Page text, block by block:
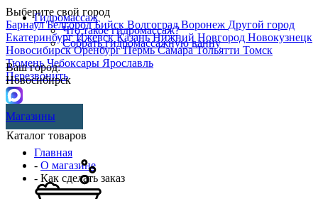
Выберите свой город
БарнаулБелгородБийск ВолгоградВоронеж Другой город
ЕкатеринбургИжевскКазаньНижний Новгород Новокузнецк
НовосибирскОренбургПермьСамараТольятти Томск
ТюменьЧебоксары Ярославль
Перезвонить
Гидромассаж
Что такое гидромассаж?
Собрать гидромассажную ванну
Ваш город:
Новосибирск
Магазины
Каталог товаров
Главная
- О магазине
- Как сделать заказ